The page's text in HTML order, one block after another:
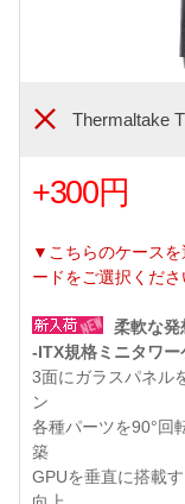
Thermaltake
+300円
▼こちらのケースを
ードをご選択くださ
柔軟な
-ITX規格ミニタワー
3面にガラスパネル
ン
各種パーツを90°回
築
GPUを垂直に搭載